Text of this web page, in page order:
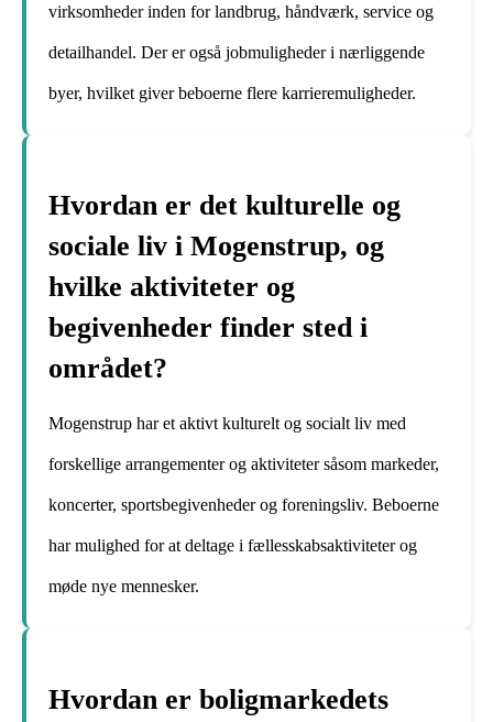
virksomheder inden for landbrug, håndværk, service og
detailhandel. Der er også jobmuligheder i nærliggende
byer, hvilket giver beboerne flere karrieremuligheder.
Hvordan er det kulturelle og
sociale liv i Mogenstrup, og
hvilke aktiviteter og
begivenheder finder sted i
området?
Mogenstrup har et aktivt kulturelt og socialt liv med
forskellige arrangementer og aktiviteter såsom markeder,
koncerter, sportsbegivenheder og foreningsliv. Beboerne
har mulighed for at deltage i fællesskabsaktiviteter og
møde nye mennesker.
Hvordan er boligmarkedets